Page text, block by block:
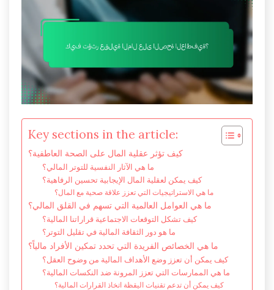
Key sections in the article:
كيف تؤثر عقلية المال على الصحة العاطفية؟
ما هي الآثار النفسية للتوتر المالي؟
كيف يمكن لعقلية المال الإيجابية تحسين الرفاهية؟
ما هي الاستراتيجيات التي تعزز علاقة صحية مع المال؟
ما هي العوامل العالمية التي تسهم في القلق المالي؟
كيف تشكل التوقعات الاجتماعية قراراتنا المالية؟
ما هو دور الثقافة المالية في تقليل التوتر؟
ما هي الخصائص الفريدة التي تحدد تمكين الأفراد مالياً؟
كيف يمكن أن تعزز وضع الأهداف المالية من وضوح العقل؟
ما هي الممارسات التي تعزز المرونة ضد النكسات المالية؟
كيف يمكن أن تدعم تقنيات اليقظة اتخاذ القرارات المالية؟